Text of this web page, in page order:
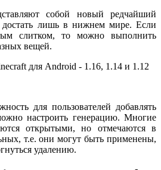
собой новый редчайший
лишь в нижнем мире. Если
слитком, то можно выполнить
вещей.
для пользователей добавлять
настроить генерацию. Многие
открытыми, но отмечаются в
т.е. они могут быть применены,
удалению.